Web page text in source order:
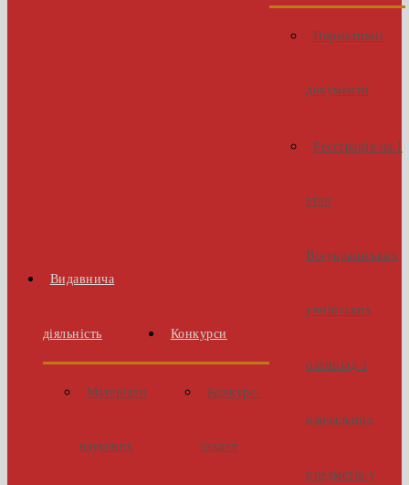
Видавнича
діяльність
Матеріали
наукових
Конкурси
Конкурс-
захист
Нормативні
документи
Реєстрація на І
етап
Всеукраїнських
учнівських
олімпіад з
навчальних
предметів у